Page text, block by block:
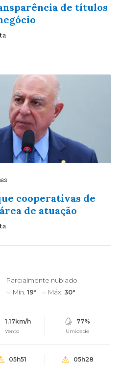
de títulos
cooperativas de
de atuação
Parcialmente nublado
Mín. 19° Máx. 30°
1.17km/h
Vento
77%
Umidade
05h51 05h28